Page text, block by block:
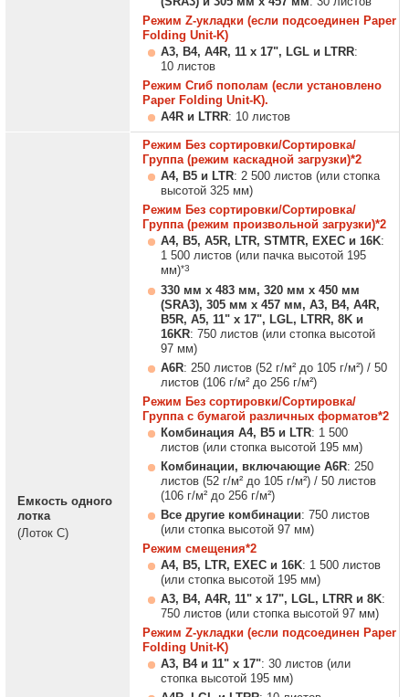
Режим Z-укладки (если подсоединен Paper
Folding Unit-K)
A3, B4, A4R, 11 x 17", LGL и LTRR:
10 листов
Режим Сгиб пополам (если установлено
Paper Folding Unit-K).
A4R и LTRR: 10 листов
Емкость одного
лотка
(Лоток С)
Режим Без сортировки/Сортировка/
Группа (режим каскадной загрузки)*2
A4, B5 и LTR: 2 500 листов (или стопка
высотой 325 мм)
Режим Без сортировки/Сортировка/
Группа (режим произвольной загрузки)*2
A4, B5, A5R, LTR, STMTR, EXEC и 16K:
1 500 листов (или пачка высотой 195
мм)*3
330 мм x 483 мм, 320 мм x 450 мм
(SRA3), 305 мм x 457 мм, A3, B4, A4R,
B5R, A5, 11" x 17", LGL, LTRR, 8K и
16KR: 750 листов (или стопка высотой
97 мм)
A6R: 250 листов (52 г/м² до 105 г/м²) / 50
листов (106 г/м² до 256 г/м²)
Режим Без сортировки/Сортировка/
Группа с бумагой различных форматов*2
Комбинация A4, B5 и LTR: 1 500
листов (или стопка высотой 195 мм)
Комбинации, включающие A6R: 250
листов (52 г/м² до 105 г/м²) / 50 листов
(106 г/м² до 256 г/м²)
Все другие комбинации: 750 листов
(или стопка высотой 97 мм)
Режим смещения*2
A4, B5, LTR, EXEC и 16K: 1 500 листов
(или стопка высотой 195 мм)
A3, B4, A4R, 11" x 17", LGL, LTRR и 8K:
750 листов (или стопка высотой 97 мм)
Режим Z-укладки (если подсоединен Paper
Folding Unit-K)
A3, B4 и 11" x 17": 30 листов (или
стопка высотой 195 мм)